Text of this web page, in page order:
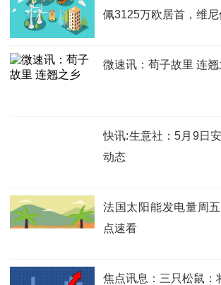
佩3125万欧居首，维尼
微速讯：荀子故里 连
快讯:生意社：5月9日
动态
法国太阳能发电量周
点速看
焦点讯息：三只松鼠：